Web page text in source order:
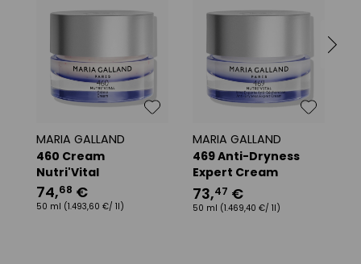
MARIA GALLAND
460 Cream
Nutri'Vital
74,68 €
50 ml (1.493,60 €/ 1l)
MARIA GALLAND
469 Anti-Dryness
Expert Cream
Nutri'Vital
73,47 €
50 ml (1.469,40 €/ 1l)